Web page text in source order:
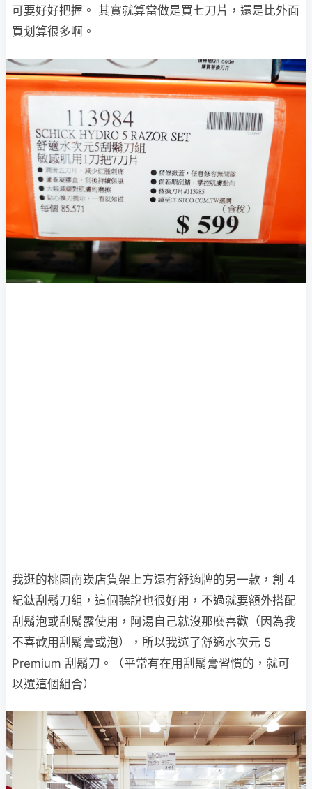
可要好好把握。 其實就算當做是買七刀片，還是比外面
買划算很多啊。
我逛的桃園南崁店貨架上方還有舒適牌的另一款，創 4
紀鈦刮鬍刀組，這個聽說也很好用，不過就要額外搭配
刮鬍泡或刮鬍露使用，阿湯自己就沒那麼喜歡（因為我
不喜歡用刮鬍膏或泡），所以我選了舒適水次元 5
Premium 刮鬍刀。（平常有在用刮鬍膏習慣的，就可
以選這個組合）